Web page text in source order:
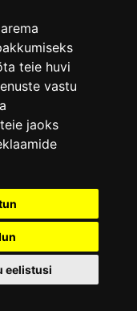
teie huvi
vastu
teie jaoks
eelistusi
331